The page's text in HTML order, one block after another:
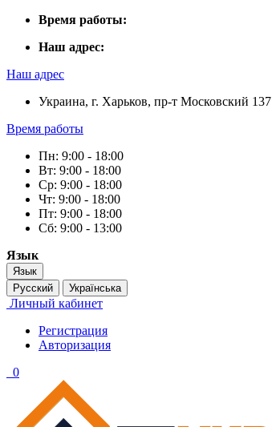
Время работы:
Наш адрес:
Наш адрес
Украина, г. Харьков, пр-т Московский 137
Время работы
Пн: 9:00 - 18:00
Вт: 9:00 - 18:00
Ср: 9:00 - 18:00
Чт: 9:00 - 18:00
Пт: 9:00 - 18:00
Сб: 9:00 - 13:00
Язык
Язык
Русский
Українська
Личный кабинет
Регистрация
Авторизация
0